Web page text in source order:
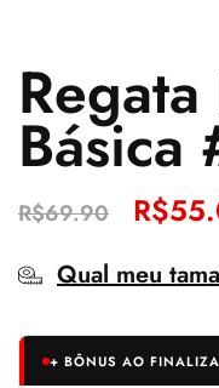
Básica
R$69.90 R$
Qual meu
+ BÔNUS AO